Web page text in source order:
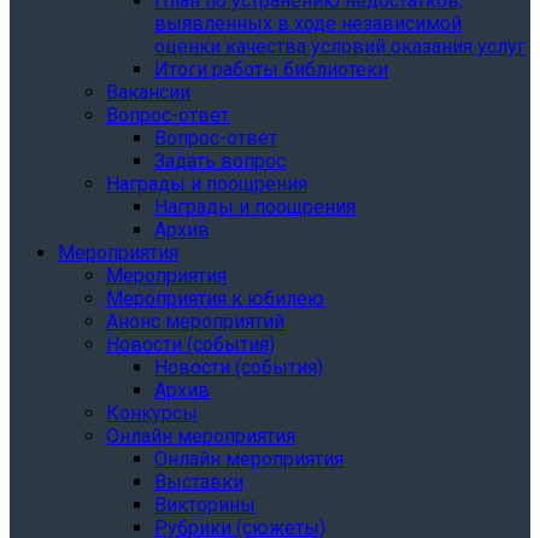
выявленных в ходе независимой
оценки качества условий оказания услуг
Итоги работы библиотеки
Вакансии
Вопрос-ответ
Вопрос-ответ
Задать вопрос
Награды и поощрения
Награды и поощрения
Архив
Мероприятия
Мероприятия
Мероприятия к юбилею
Анонс мероприятий
Новости (события)
Новости (события)
Архив
Конкурсы
Онлайн мероприятия
Онлайн мероприятия
Выставки
Викторины
Рубрики (сюжеты)